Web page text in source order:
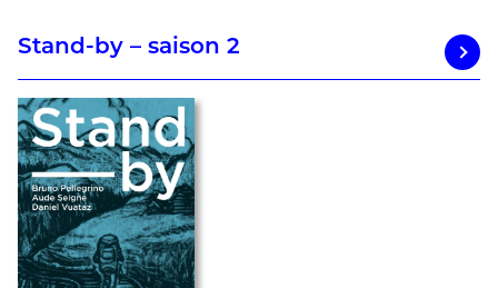
Stand-by – saison 2